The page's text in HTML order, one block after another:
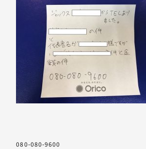
080-080-9600